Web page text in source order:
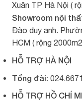
Xuân TP Hà Nội (
Showroom nội
Đào duy anh.
HCM ( rộng
HỖ TRỢ HÀ NỘI
Tổng đài:
HỖ TRỢ HỒ CHÍ